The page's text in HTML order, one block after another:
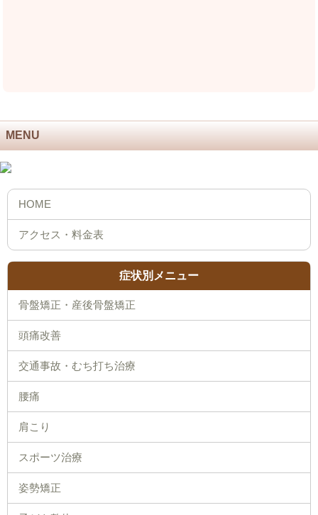
MENU
症状別メニュー
骨盤矯正・産後骨盤矯正
頭痛改善
交通事故・むち打ち治療
腰痛
肩こり
スポーツ治療
姿勢矯正